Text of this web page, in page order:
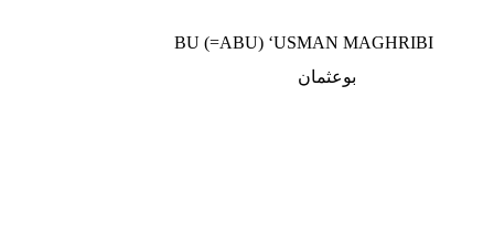
BU (=ABU) ‘USMAN MAGHRIBI
بوعثمان